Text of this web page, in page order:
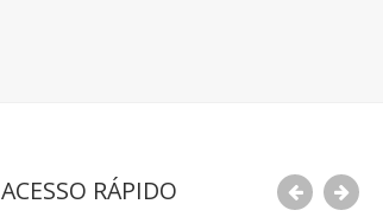
ACESSO RÁPIDO